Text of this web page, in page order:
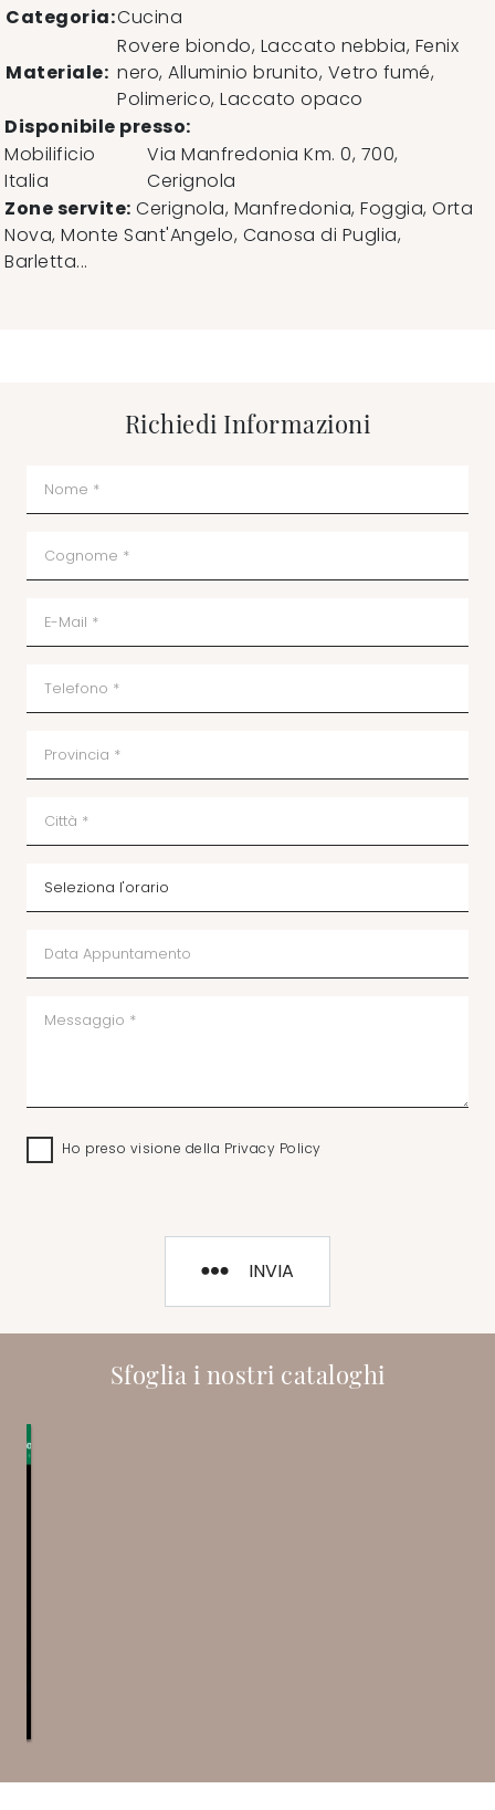
Categoria:Cucina
Materiale:
Rovere biondo, Laccato nebbia, Fenix
nero, Alluminio brunito, Vetro fumé,
Polimerico, Laccato opaco
Disponibile presso:
Mobilificio
Italia
Via Manfredonia Km. 0, 700,
Cerignola
Zone servite: Cerignola, Manfredonia, Foggia, Orta
Nova, Monte Sant'Angelo, Canosa di Puglia,
Barletta...
Sfoglia i nostri cataloghi
Richiedi Informazioni
Ho preso visione della Privacy Policy
INVIA